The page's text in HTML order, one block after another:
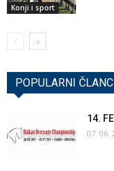
Konji i sport
POPULARNI
14.
07. 06.